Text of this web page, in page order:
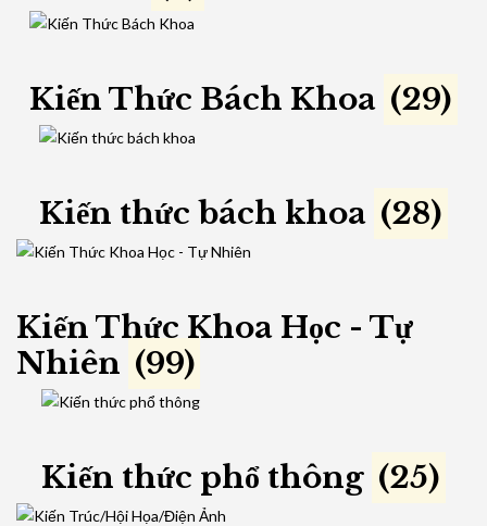
Kiến Thức Bách Khoa (29)
Kiến thức bách khoa (28)
Kiến Thức Khoa Học - Tự
Nhiên (99)
Kiến thức phổ thông (25)